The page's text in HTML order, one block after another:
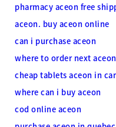
pharmacy aceon free
aceon. buy aceon online
can i purchase aceon
where to order next aceon
cheap tablets aceon in
where can i buy aceon
cod online aceon